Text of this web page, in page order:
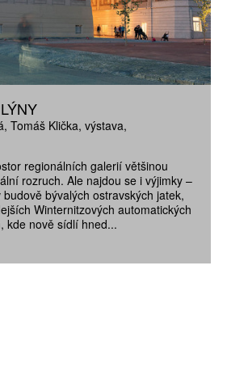
Tomáš Klička výstava
regionálních galerií většinou
rozruch. Ale najdou se i výjimky –
budově bývalých ostravských jatek,
Winternitzových automatických
kde nově sídlí hned...